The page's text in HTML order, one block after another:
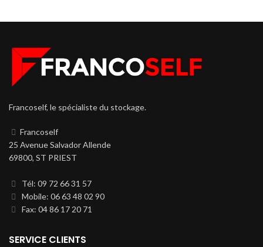
Francoself, le spécialiste du stockage.
Francoself
25 Avenue Salvador Allende
69800, ST PRIEST
Tél: 09 72 66 31 57
Mobile: 06 63 48 02 90
Fax: 04 86 17 20 71
SERVICE CLIENTS